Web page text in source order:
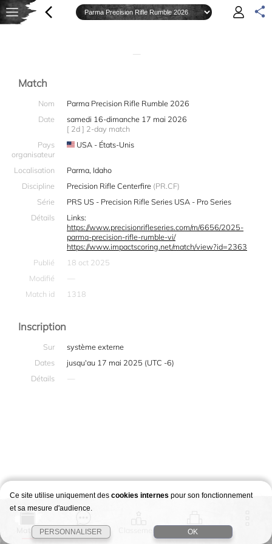
—
Match
Nom
Parma Precision Rifle Rumble 2026
Date
samedi 16-dimanche 17 mai 2026
[ 2d ] 2-day match
Pays
organisateur
USA - États-Unis
Localisation
Parma, Idaho
Discipline
Precision Rifle Centerfire (PR.CF)
Série
PRS US - Precision Rifle Series USA - Pro Series
Détails
Links:
https://www.precisionrifleseries.com/m/6656/2025-
parma-precision-rifle-rumble-vi/
https://www.impactscoring.net/match/view?id=2363
Publié
18 oct 2025
Modifié
—
Match id
1318
Inscription
Sur
système externe
Dates
jusqu'au 17 mai 2025 (UTC -6)
Détails
—
Match Story Classement Stages
Ce site utilise uniquement des cookies internes pour son fonctionnement
et sa mesure d'audience.
PERSONNALISER OK